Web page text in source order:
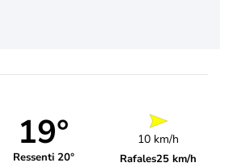
19°
Ressenti 20°
10 km/h
Rafales25 km/h